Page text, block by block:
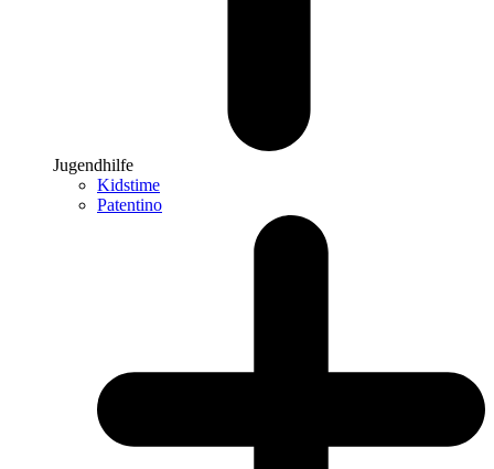
Jugendhilfe
Kidstime
Patentino